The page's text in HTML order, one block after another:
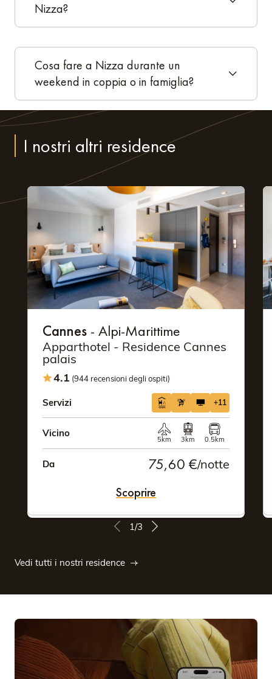
Nizza?
Cosa fare a Nizza durante un
weekend in coppia o in famiglia?
I nostri altri residence
1/3
Cannes- Alpi-Marittime
Apparthotel - Residence Cannes
palais
4.1 (944 recensioni degli ospiti)
Servizi +11
Vicino
5km 3km 0.5km
Da 75,60 €/notte
Scoprire
Vedi tutti i nostri residence